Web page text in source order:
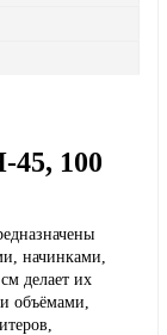
100
начинками,
делает их
объёмами,